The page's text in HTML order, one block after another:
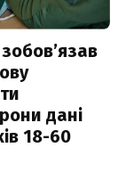
дані
18-60